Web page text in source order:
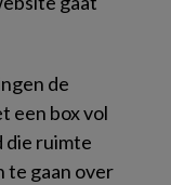
de
een box vol
die ruimte
te gaan over